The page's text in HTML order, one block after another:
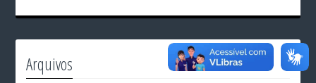
Arquivos